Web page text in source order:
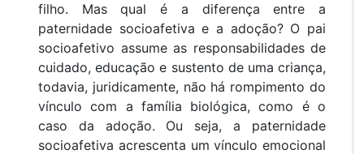
filho. Mas qual é a diferença entre a
paternidade socioafetiva e a adoção? O pai
socioafetivo assume as responsabilidades de
cuidado, educação e sustento de uma criança,
todavia, juridicamente, não há rompimento do
vínculo com a família biológica, como é o
caso da adoção. Ou seja, a paternidade
socioafetiva acrescenta um vínculo emocional